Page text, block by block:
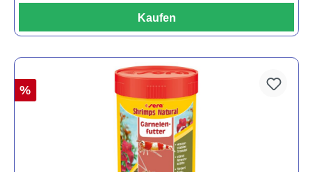
Kaufen
%